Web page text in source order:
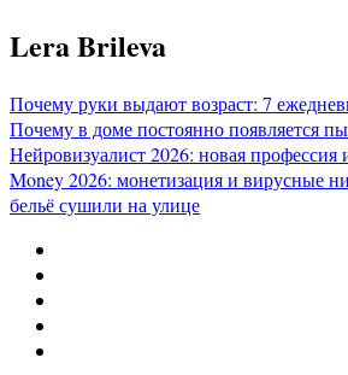
Перейти
к
Lera Brileva
Почему руки выдают возраст: 7
Почему в доме постоянно появляется
Нейровизуалист 2026: новая профессия
Money 2026: монетизация и вирусные
бельё сушили на улице